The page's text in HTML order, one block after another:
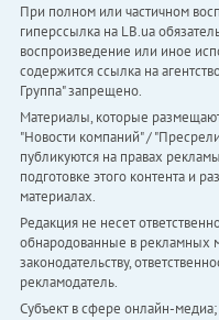
При полном или частичном
гиперссылка на LB.ua
воспроизведение или иное
содержится ссылка на
Группа" запрещено.
Материалы, которые
"Новости компаний" /
публикуются на правах
подготовке этого контента и
материалах.
Редакция не несет
обнародованные в рекламных
законодательству,
рекламодатель.
Субъект в сфере онлайн-